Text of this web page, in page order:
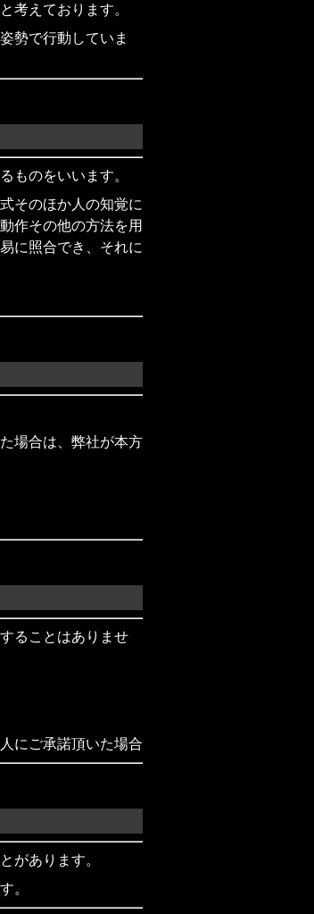
考えております。
勢で行動していま
ものをいいます。
そのほか人の知覚に
作その他の方法を用
に照合でき、それに
場合は、弊社が本方
ることはありませ
にご承諾頂いた場合
があります。
。